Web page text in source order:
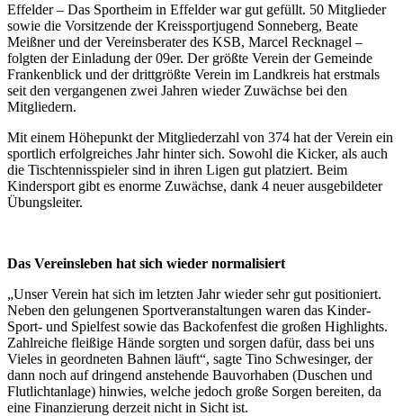
Effelder – Das Sportheim in Effelder war gut gefüllt. 50 Mitglieder
sowie die Vorsitzende der Kreissportjugend Sonneberg, Beate
Meißner und der Vereinsberater des KSB, Marcel Recknagel –
folgten der Einladung der 09er. Der größte Verein der Gemeinde
Frankenblick und der drittgrößte Verein im Landkreis hat erstmals
seit den vergangenen zwei Jahren wieder Zuwächse bei den
Mitgliedern.
Mit einem Höhepunkt der Mitgliederzahl von 374 hat der Verein ein
sportlich erfolgreiches Jahr hinter sich. Sowohl die Kicker, als auch
die Tischtennisspieler sind in ihren Ligen gut platziert. Beim
Kindersport gibt es enorme Zuwächse, dank 4 neuer ausgebildeter
Übungsleiter.
Das Vereinsleben hat sich wieder normalisiert
„Unser Verein hat sich im letzten Jahr wieder sehr gut positioniert.
Neben den gelungenen Sportveranstaltungen waren das Kinder-
Sport- und Spielfest sowie das Backofenfest die großen Highlights.
Zahlreiche fleißige Hände sorgten und sorgen dafür, dass bei uns
Vieles in geordneten Bahnen läuft“, sagte Tino Schwesinger, der
dann noch auf dringend anstehende Bauvorhaben (Duschen und
Flutlichtanlage) hinwies, welche jedoch große Sorgen bereiten, da
eine Finanzierung derzeit nicht in Sicht ist.